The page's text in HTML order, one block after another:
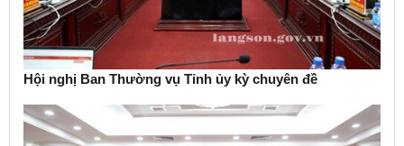
Hội nghị Ban Thường vụ Tỉnh ủy kỳ chuyên đề